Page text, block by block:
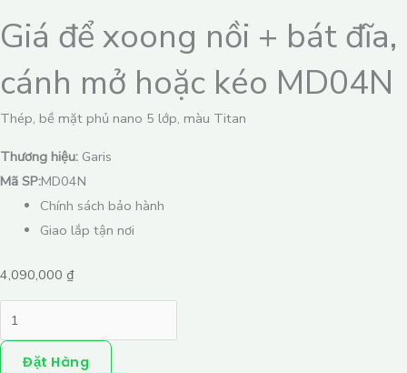
Giá để xoong nồi + bát đĩa,
cánh mở hoặc kéo MD04N
Thép, bề mặt phủ nano 5 lớp, màu Titan
Thương hiệu: Garis
Mã SP:MD04N
Chính sách bảo hành
Giao lắp tận nơi
4,090,000 ₫
Đặt Hàng